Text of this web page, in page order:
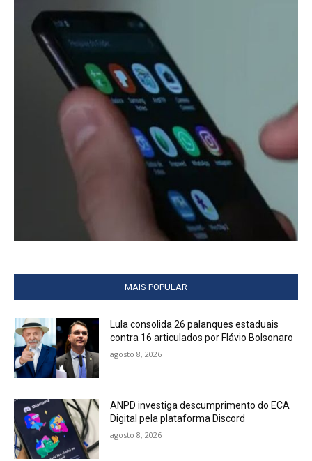
MAIS POPULAR
Lula consolida 26 palanques estaduais
contra 16 articulados por Flávio Bolsonaro
agosto 8, 2026
ANPD investiga descumprimento do ECA
Digital pela plataforma Discord
agosto 8, 2026